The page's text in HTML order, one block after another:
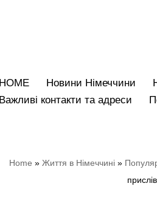
HOME
Новини Німеччини
Bажливі контакти та адреси
Home » Життя в Німеччині»